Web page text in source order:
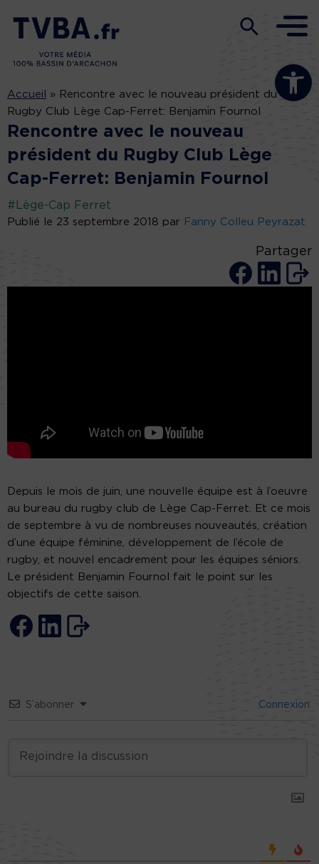
Ouvrir la
Accueil » Rencontre avec le nouveau président du
Rugby Club Lège Cap-Ferret: Benjamin Fournol
Rencontre avec le nouveau
président du Rugby Club Lège
Cap-Ferret: Benjamin Fournol
#Lège-Cap Ferret
Publié le 23 septembre 2018 par Fanny Colleu Peyrazat
Partager
Depuis le mois de juin, une nouvelle équipe est à l’oeuvre
au bureau du rugby club de Lège Cap-Ferret. Et ce mois
de septembre à vu de nombreuses nouveautés, création
d’une équipe féminine, développement de l’école de
rugby, et nouvel encadrement pour les équipes séniors.
Le président Benjamin Fournol fait le point sur les
objectifs de cette saison.
S’abonner Connexion